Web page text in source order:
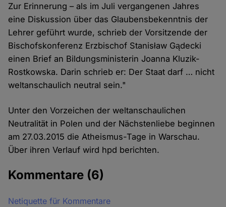
Zur Erinnerung – als im Juli vergangenen Jahres
eine Diskussion über das Glaubensbekenntnis der
Lehrer geführt wurde, schrieb der Vorsitzende der
Bischofskonferenz Erzbischof Stanisław Gądecki
einen Brief an Bildungsministerin Joanna Kluzik-
Rostkowska. Darin schrieb er: Der Staat darf … nicht
weltanschaulich neutral sein."
Unter den Vorzeichen der weltanschaulichen
Neutralität in Polen und der Nächstenliebe beginnen
am 27.03.2015 die Atheismus-Tage in Warschau.
Über ihren Verlauf wird hpd berichten.
Kommentare (6)
Netiquette für Kommentare